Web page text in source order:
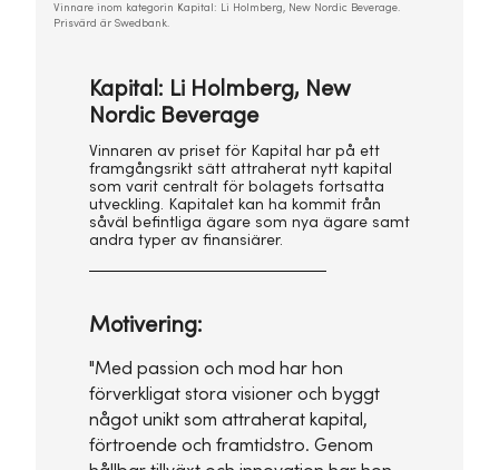
Kapital: Li Holmberg, New
Nordic Beverage
Vinnaren av priset för Kapital har på ett
framgångsrikt sätt attraherat nytt kapital
som varit centralt för bolagets fortsatta
utveckling. Kapitalet kan ha kommit från
såväl befintliga ägare som nya ägare samt
andra typer av finansiärer.
Motivering:
"Med passion och mod har hon
förverkligat stora visioner och byggt
något unikt som attraherat kapital,
förtroende och framtidstro. Genom
Vinnare inom kategorin Kapital: Li Holmberg, New Nordic Beverage.
Prisvärd är Swedbank.